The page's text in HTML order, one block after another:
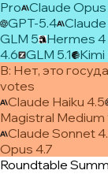
Pro Claude Opus
GPT-5.4
GLM 5 Hermes 4
4.6 GLM 5.1
Kimi
B: Нет, это
votes
Claude Haiku 4.5
Magistral Medium
Claude Sonnet
Opus 4.7
Roundtable